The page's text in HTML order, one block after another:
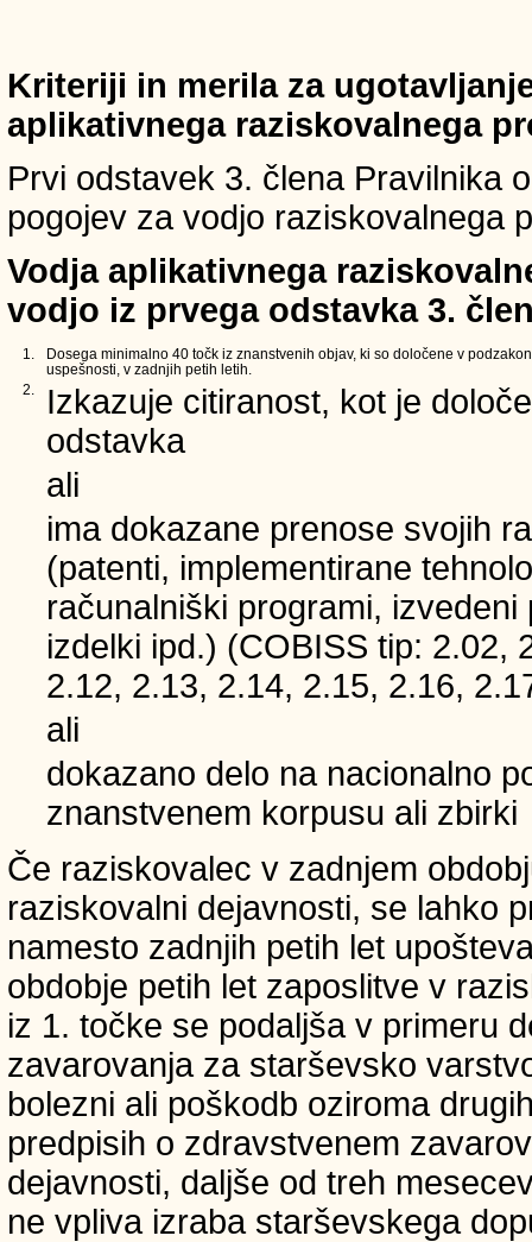
Kriteriji in merila za
aplikativnega raziskovalnega
Prvi odstavek 3. člena Pravilnika
pogojev za vodjo raziskovalnega
Vodja aplikativnega
vodjo iz prvega odstavka 3.
1.
Dosega minimalno 40 točk iz znanstvenih objav, ki so določene v
uspešnosti, v zadnjih petih letih.
2.
Izkazuje citiranost, kot je
odstavka
ali
ima dokazane prenose svojih
(patenti, implementirane
računalniški programi, izvedeni
izdelki ipd.) (COBISS tip: 2.02,
2.12, 2.13, 2.14, 2.15, 2.16,
ali
dokazano delo na nacionalno
znanstvenem korpusu ali zbirki
Če raziskovalec v zadnjem
raziskovalni dejavnosti, se lahko
namesto zadnjih petih let
obdobje petih let zaposlitve v
iz 1. točke se podaljša v primeru
zavarovanja za starševsko
bolezni ali poškodb oziroma
predpisih o zdravstvenem
dejavnosti, daljše od treh
ne vpliva izraba starševskega